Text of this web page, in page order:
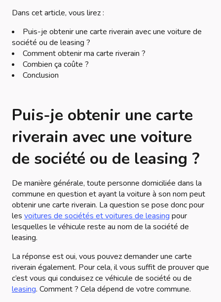
Dans cet article, vous lirez :
Puis-je obtenir une carte riverain avec une voiture de
société ou de leasing ?
Comment obtenir ma carte riverain ?
Combien ça coûte ?
Conclusion
Puis-je obtenir une carte
riverain avec une voiture
de société ou de leasing ?
De manière générale, toute personne domiciliée dans la
commune en question et ayant la voiture à son nom peut
obtenir une carte riverain. La question se pose donc pour
les voitures de sociétés et voitures de leasing pour
lesquelles le véhicule reste au nom de la société de
leasing.
La réponse est oui, vous pouvez demander une carte
riverain également. Pour cela, il vous suffit de prouver que
c’est vous qui conduisez ce véhicule de société ou de
leasing. Comment ? Cela dépend de votre commune.